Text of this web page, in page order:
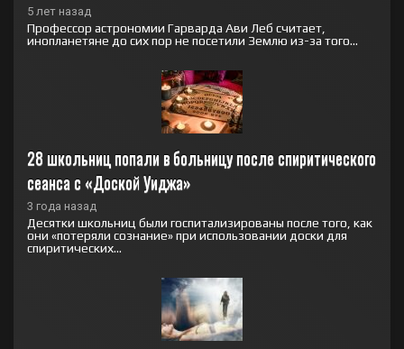
5 лет назад
Профессор астрономии Гарварда Ави Леб считает,
инопланетяне до сих пор не посетили Землю из-за того...
28 школьниц попали в больницу после спиритического
сеанса с «Доской Уиджа»
3 года назад
Десятки школьниц были госпитализированы после того, как
они «потеряли сознание» при использовании доски для
спиритических...